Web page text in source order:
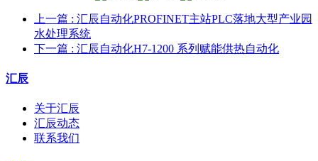
上一篇 : 汇辰自动化PROFINET主站PLC落地大型产业园
水处理系统
下一篇 : 汇辰自动化H7-1200 系列赋能供热自动化
汇辰
关于汇辰
汇辰动态
联系我们